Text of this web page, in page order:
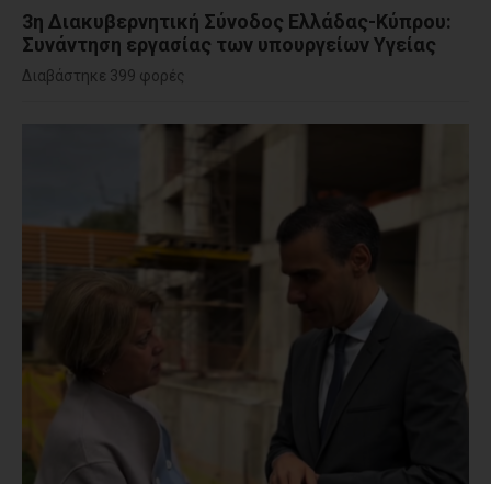
3η Διακυβερνητική Σύνοδος Ελλάδας-Κύπρου:
Συνάντηση εργασίας των υπουργείων Υγείας
Διαβάστηκε 399 φορές